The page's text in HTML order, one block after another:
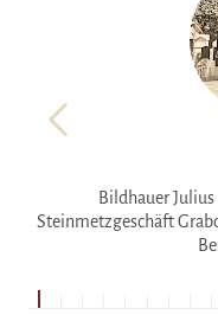
Bildhauer
Steinmetzgeschäft